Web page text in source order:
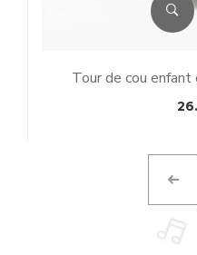
Tour de cou